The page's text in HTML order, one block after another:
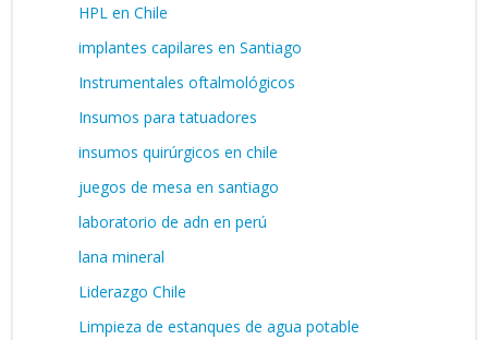
HPL en Chile
implantes capilares en Santiago
Instrumentales oftalmológicos
Insumos para tatuadores
insumos quirúrgicos en chile
juegos de mesa en santiago
laboratorio de adn en perú
lana mineral
Liderazgo Chile
Limpieza de estanques de agua potable